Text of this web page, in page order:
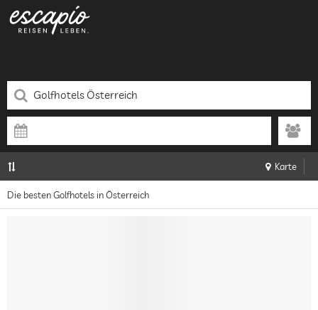
Karte
Die besten Golfhotels in Österreich